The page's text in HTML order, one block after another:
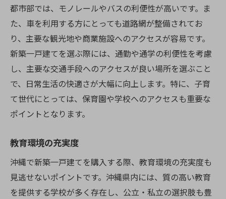
都市部では、モノレールやバスの利便性が高いです。ま
た、車を利用する方にとっても道路網が整備されてお
り、主要な観光地や商業施設へのアクセスが容易です。
新築一戸建てを選ぶ際には、通勤や通学の利便性を考慮
し、主要な交通手段へのアクセスが良い場所を選ぶこと
で、日常生活の快適さが大幅に向上します。特に、子育
て世代にとっては、保育園や学校へのアクセスも重要な
ポイントとなります。
教育環境の充実度
沖縄で新築一戸建てを購入する際、教育環境の充実度も
見逃せないポイントです。沖縄県内には、質の高い教育
を提供する学校が多く存在し、公立・私立の選択肢も豊